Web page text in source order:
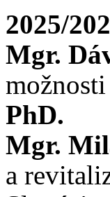
2025/
Mgr.
PhD.
Mgr.
a